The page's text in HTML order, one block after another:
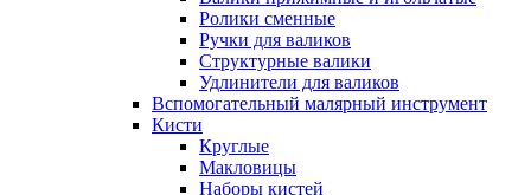
Ролики сменные
Ручки для валиков
Структурные валики
Удлинители для валиков
Вспомогательный малярный инструмент
Кисти
Круглые
Макловицы
Наборы кистей